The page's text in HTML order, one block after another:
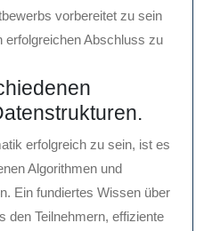
vorbereitet zu sein
erfolgreichen Abschluss zu
erfolgreich zu sein, ist es
Algorithmen und
Ein fundiertes Wissen über
den Teilnehmern, effiziente